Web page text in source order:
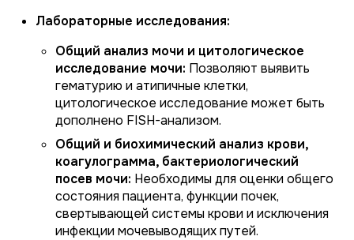
Лабораторные исследования:
Общий анализ мочи и цитологическое
исследование мочи: Позволяют выявить
гематурию и атипичные клетки,
цитологическое исследование может быть
дополнено FISH-анализом.
Общий и биохимический анализ крови,
коагулограмма, бактериологический
посев мочи: Необходимы для оценки общего
состояния пациента, функции почек,
свертывающей системы крови и исключения
инфекции мочевыводящих путей.